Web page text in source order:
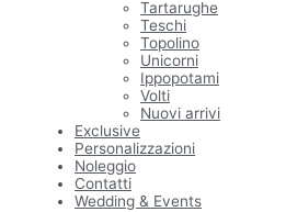
Tartarughe
Teschi
Topolino
Unicorni
Ippopotami
Volti
Nuovi arrivi
Exclusive
Personalizzazioni
Noleggio
Contatti
Wedding & Events